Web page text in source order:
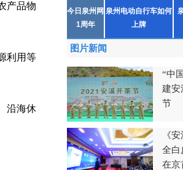
产品物
利用等
沿海休
今日泉州网
1周年
泉州电动自行车如何
上牌
图片新闻
“中
建安
节
《
全白
在京